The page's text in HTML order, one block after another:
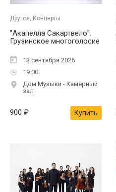
Другое, Концерты
"Акапелла Сакартвело".
Грузинское многоголосие
13 сентября 2026
19:00
Дом Музыки - Камерный
зал
900 ₽ Купить